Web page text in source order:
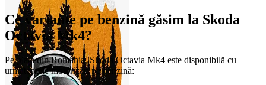
Ce variante pe benzină găsim la Skoda
Octavia Mk4?
Pe piața din România, Skoda Octavia Mk4 este disponibilă cu
următoarele motorizări pe benzină: